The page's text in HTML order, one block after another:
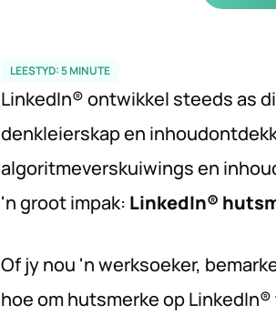
LEESTYD:5MINUTE
LinkedIn® ontwikkel steeds as
denkleierskap en
algoritmeverskuiwings en
'n groot impak: LinkedIn®
Of jy nou 'n werksoeker,
​​hoe om hutsmerke op